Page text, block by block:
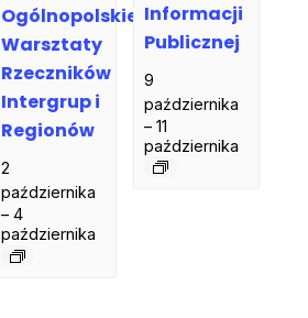
Ogólnopolskie
Warsztaty
Rzeczników
Intergrup i
Regionów
2
października
– 4
października
Informacji
Publicznej
9
października
–11
października